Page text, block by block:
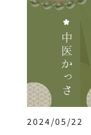
2024/05/22